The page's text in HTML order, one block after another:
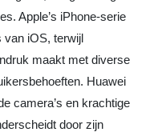
Apple’s iPhone-serie
van iOS, terwijl
maakt met diverse
Huawei
camera’s en krachtige
door zijn